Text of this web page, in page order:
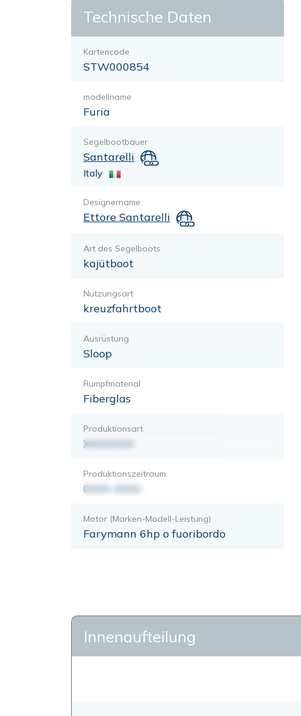
Technische Daten
Kartencode
STW000854
modellname
Furia
Segelbootbauer
Santarelli
Italy
Designername
Ettore Santarelli
Art des Segelboots
kajütboot
Nutzungsart
kreuzfahrtboot
Ausrüstung
Sloop
Rumpfmaterial
Fiberglas
Produktionsart
XXXXXXX
Produktionszeitraum
0000-0000
Motor (Marken-Modell-Leistung)
Farymann 6hp o fuoribordo
Innenaufteilung